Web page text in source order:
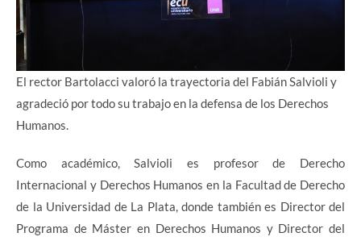
El rector Bartolacci valoró la trayectoria del Fabián Salvioli y
agradeció por todo su trabajo en la defensa de los Derechos
Humanos.
Como académico, Salvioli es profesor de Derecho
Internacional y Derechos Humanos en la Facultad de Derecho
de la Universidad de La Plata, donde también es Director del
Programa de Máster en Derechos Humanos y Director del